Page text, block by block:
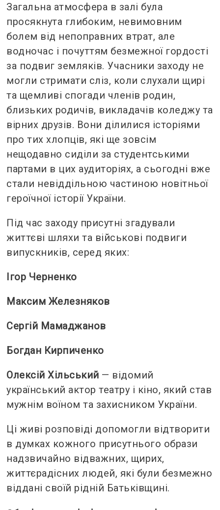
Загальна атмосфера в залі була
просякнута глибоким, невимовним
болем від непоправних втрат, але
водночас і почуттям безмежної гордості
за подвиг земляків. Учасники заходу не
могли стримати сліз, коли слухали щирі
та щемливі спогади членів родин,
близьких родичів, викладачів коледжу та
вірних друзів. Вони ділилися історіями
про тих хлопців, які ще зовсім
нещодавно сиділи за студентськими
партами в цих аудиторіях, а сьогодні вже
стали невіддільною частиною новітньої
героїчної історії України.
Під час заходу присутні згадували
життєві шляхи та військові подвиги
випускників, серед яких:
Ігор Черненко
Максим Железняков
Сергій Мамаджанов
Богдан Кирпиченко
Олексій Хільський — відомий
український актор театру і кіно, який став
мужнім воїном та захисником України.
Ці живі розповіді допомогли відтворити
в думках кожного присутнього образи
надзвичайно відважних, щирих,
життєрадісних людей, які були безмежно
віддані своїй рідній Батьківщині.